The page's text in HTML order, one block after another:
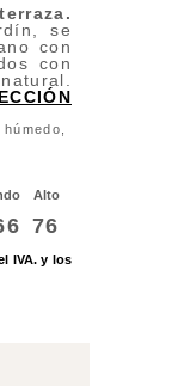
se
con
con
Alto
76
IVA. y los